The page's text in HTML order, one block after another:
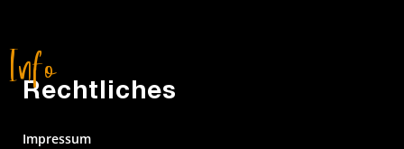
Rechtliches
Impressum